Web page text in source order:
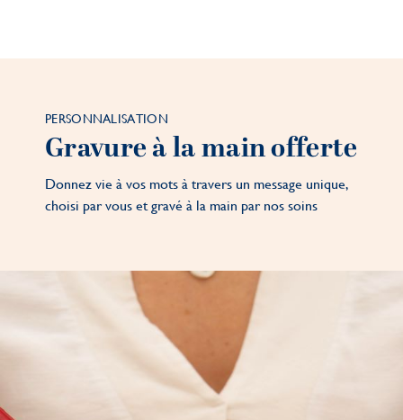
PERSONNALISATION
Gravure à la main offerte
Donnez vie à vos mots à travers un message unique,
choisi par vous et gravé à la main par nos soins